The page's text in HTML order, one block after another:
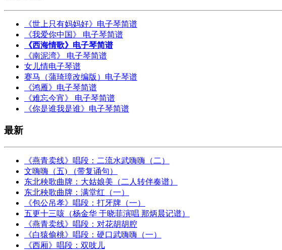
《世上只有妈妈好》电子琴简谱
《我爱你中国》 电子琴简谱
《西海情歌》电子琴简谱
《南泥湾》 电子琴简谱
女儿情电子琴谱
赛马（蒲琦璋改编版）电子琴谱
《鸿雁》电子琴简谱
《难忘今宵》 电子琴简谱
《你是谁我是谁》电子琴简谱
最新
《燕青卖线》唱段：二流水武嗨嗨（二）
文嗨嗨（五) （带复诵句）
东北秧歌曲牌：大姑娘美（二人转伴奏谱）
东北秧歌曲牌：满堂红（一）
《包公吊孝》唱段：打牙牌（一）
五更十三咳（杨金华 于晓菲演唱 那炳晨记谱）
《燕青卖线》唱段：对花胡胡腔
《白猿偷桃》唱段：硬口武嗨嗨（一）
《西厢》唱段：双吱儿